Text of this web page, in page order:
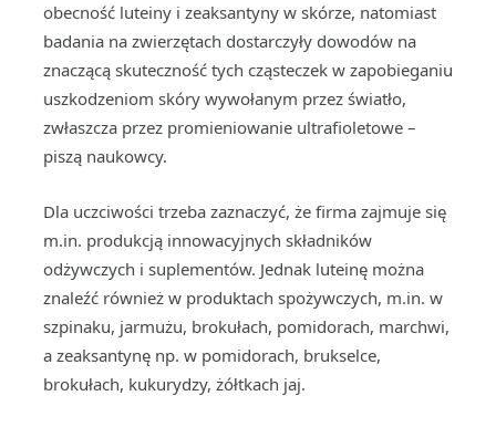
obecność luteiny i zeaksantyny w skórze, natomiast
badania na zwierzętach dostarczyły dowodów na
znaczącą skuteczność tych cząsteczek w zapobieganiu
uszkodzeniom skóry wywołanym przez światło,
zwłaszcza przez promieniowanie ultrafioletowe –
piszą naukowcy.
Dla uczciwości trzeba zaznaczyć, że firma zajmuje się
m.in. produkcją innowacyjnych składników
odżywczych i suplementów. Jednak luteinę można
znaleźć również w produktach spożywczych, m.in. w
szpinaku, jarmużu, brokułach, pomidorach, marchwi,
a zeaksantynę np. w pomidorach, brukselce,
brokułach, kukurydzy, żółtkach jaj.